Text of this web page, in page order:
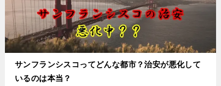
サンフランシスコってどんな都市？治安が悪化して
いるのは本当？